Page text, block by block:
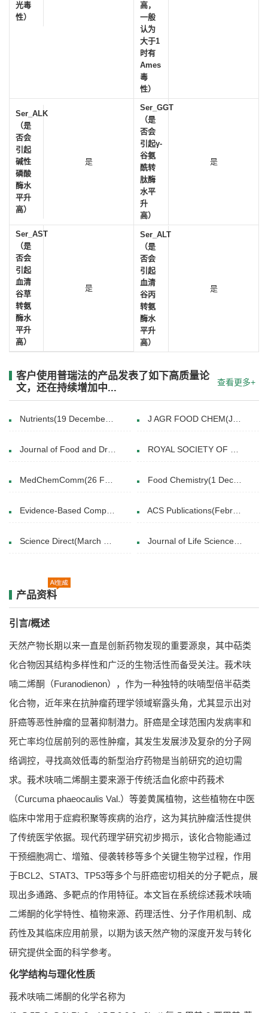
光毒
性）
高，
一般
认为
大于1
时有
Ames
毒
性）
Ser_ALK
（是
否会
引起
碱性
磷酸
酶水
平升
高）
是
Ser_GGT
（是
否会
引起γ-
谷氨
酰转
肽酶
水平
升
高）
是
Ser_AST
（是
否会
引起
血清
谷草
转氨
酶水
平升
高）
是
Ser_ALT
（是
否会
引起
血清
谷丙
转氨
酶水
平升
高）
是
客户使用普瑞法的产品发表了如下高质量论
文，还在持续增加中...
查看更多+
Nutrients(19 December 2019) J AGR FOOD CHEM(January 14, 2014)
Journal of Food and Drug Analysis( 4, October 2018) ROYAL SOCIETY OF CHEMISTRY( 21st November 2017)
MedChemComm(26 Feb 2018) Food Chemistry(1 December 2013)
Evidence-Based Complementary and Alternative Medicine(28 Feb 2020) ACS Publications(February 24, 2025)
Science Direct(March 2024) Journal of Life Science(2017.8)
产品资料
引言/概述
天然产物长期以来一直是创新药物发现的重要源泉，其中萜类
化合物因其结构多样性和广泛的生物活性而备受关注。莪术呋
喃二烯酮（Furanodienon），作为一种独特的呋喃型倍半萜类
化合物，近年来在抗肿瘤药理学领域崭露头角，尤其显示出对
肝癌等恶性肿瘤的显著抑制潜力。肝癌是全球范围内发病率和
死亡率均位居前列的恶性肿瘤，其发生发展涉及复杂的分子网
络调控，寻找高效低毒的新型治疗药物是当前研究的迫切需
求。莪术呋喃二烯酮主要来源于传统活血化瘀中药莪术
（Curcuma phaeocaulis Val.）等姜黄属植物，这些植物在中医
临床中常用于症瘕积聚等疾病的治疗，这为其抗肿瘤活性提供
了传统医学依据。现代药理学研究初步揭示，该化合物能通过
干预细胞凋亡、增殖、侵袭转移等多个关键生物学过程，作用
于BCL2、STAT3、TP53等多个与肝癌密切相关的分子靶点，展
现出多通路、多靶点的作用特征。本文旨在系统综述莪术呋喃
二烯酮的化学特性、植物来源、药理活性、分子作用机制、成
药性及其临床应用前景，以期为该天然产物的深度开发与转化
研究提供全面的科学参考。
化学结构与理化性质
莪术呋喃二烯酮的化学名称为